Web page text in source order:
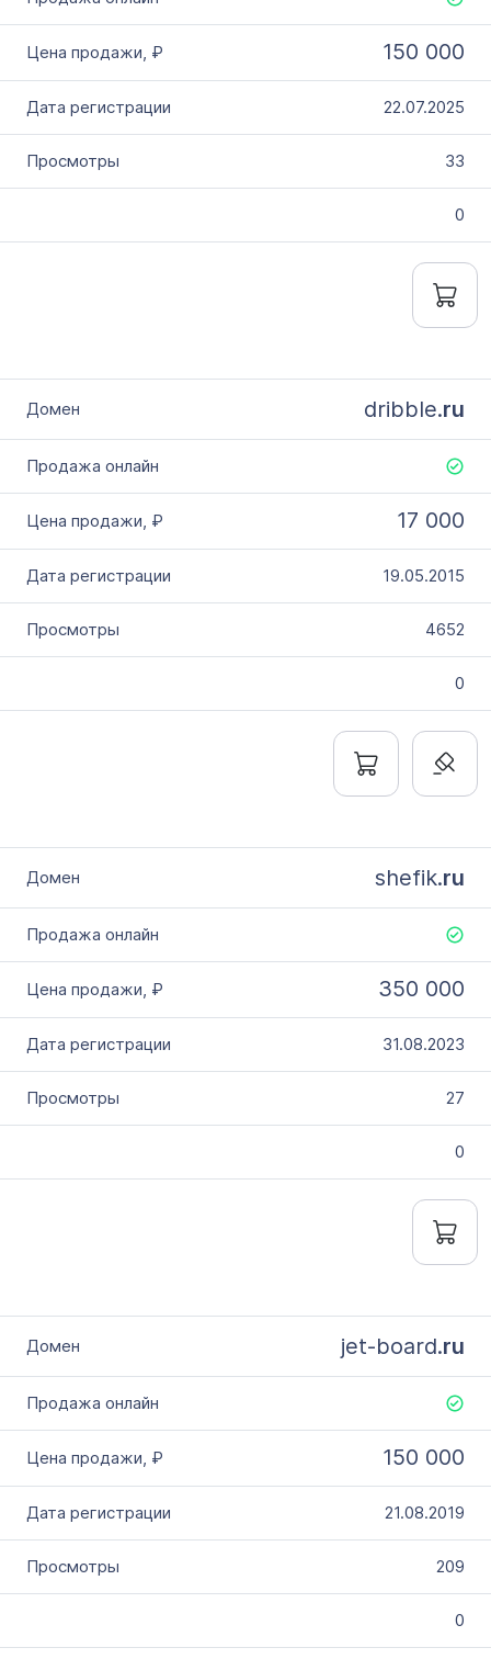
150 000
22.07.2025
33
0
dribble.ru
17 000
19.05.2015
4652
0
shefik.ru
350 000
31.08.2023
27
0
jet-board.ru
150 000
21.08.2019
209
0